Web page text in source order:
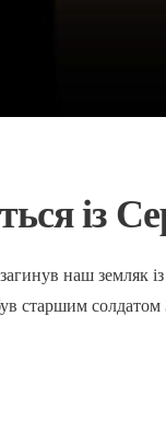
із
наш земляк
старшим